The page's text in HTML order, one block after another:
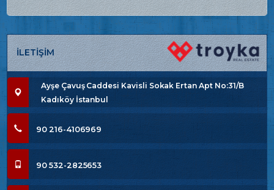
İLETİŞİM
Ayşe Çavuş Caddesi Kavisli Sokak Ertan Apt No:31/B
Kadıköy İstanbul
90 216-4106969
90 532-2825653